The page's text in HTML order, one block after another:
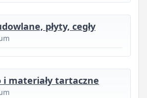
płyty, cegły
i materiały tartaczne